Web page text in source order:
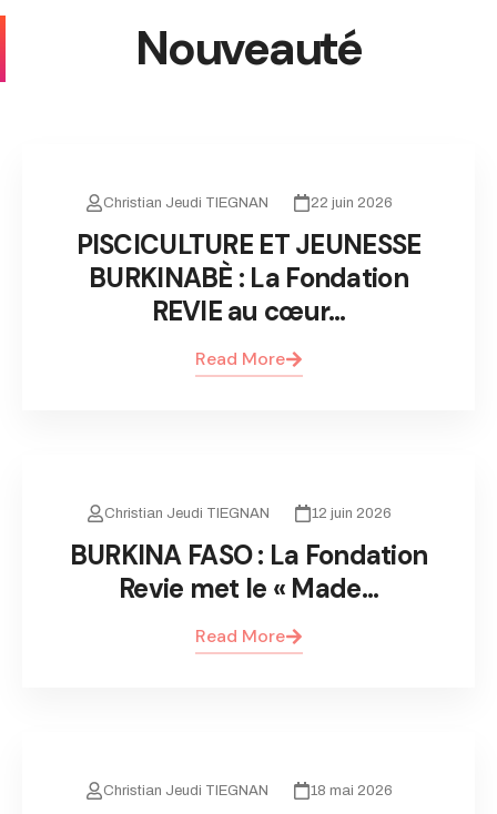
Nouveauté
Christian Jeudi TIEGNAN 22 juin 2026
PISCICULTURE ET JEUNESSE
BURKINABÈ : La Fondation
REVIE au cœur…
Read More
Christian Jeudi TIEGNAN 12 juin 2026
BURKINA FASO : La Fondation
Revie met le « Made…
Read More
Christian Jeudi TIEGNAN 18 mai 2026